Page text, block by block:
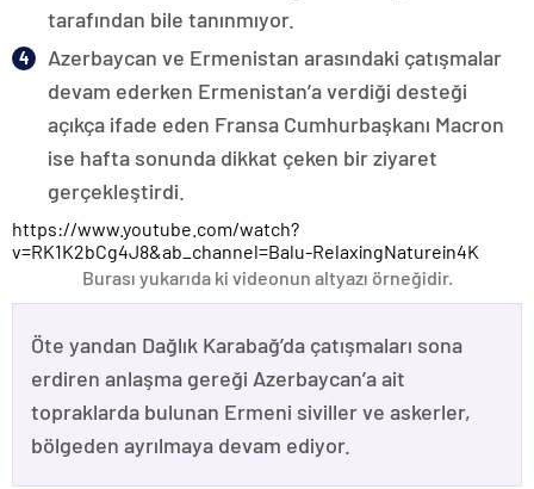
tarafından bile tanınmıyor.
Azerbaycan ve Ermenistan arasındaki çatışmalar
devam ederken Ermenistan’a verdiği desteği
açıkça ifade eden Fransa Cumhurbaşkanı Macron
ise hafta sonunda dikkat çeken bir ziyaret
gerçekleştirdi.
https://www.youtube.com/watch?
v=RK1K2bCg4J8&ab_channel=Balu-RelaxingNaturein4K
Burası yukarıda ki videonun altyazı örneğidir.
Öte yandan Dağlık Karabağ’da çatışmaları sona
erdiren anlaşma gereği Azerbaycan’a ait
topraklarda bulunan Ermeni siviller ve askerler,
bölgeden ayrılmaya devam ediyor.